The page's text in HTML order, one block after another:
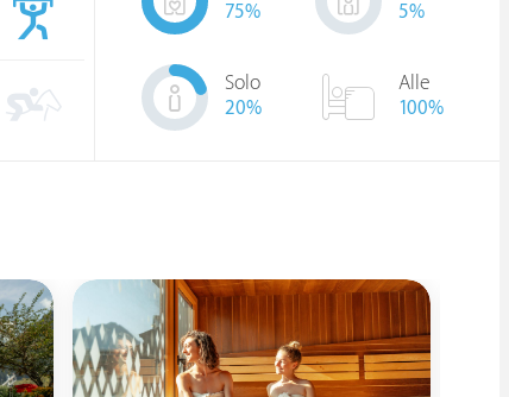
75% 5%
Solo
20%
Alle
100%